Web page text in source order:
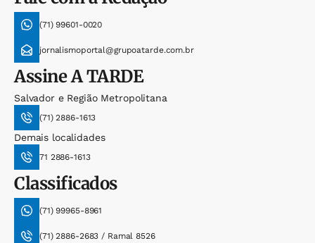
(71) 99601-0020
jornalismoportal@grupoatarde.com.br
AssineA TARDE
Salvador e Região Metropolitana
(71) 2886-1613
Demais localidades
71 2886-1613
Classificados
(71) 99965-8961
(71) 2886-2683 / Ramal 8526